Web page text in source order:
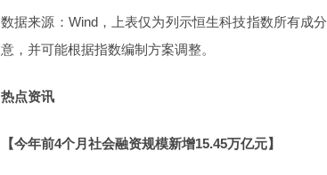
数据来源：Wind，上表仅为列示恒生科技指数所有成
意，并可能根据指数编制方案调整。
热点资讯
【今年前4个月社会融资规模新增15.45万亿元】